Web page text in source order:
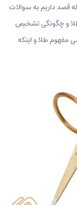
قصد داریم به سوالات
و چگونگی تشخیص
مفهوم طلا و اینکه